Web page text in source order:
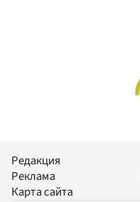
Редакция
Реклама
Карта сайта